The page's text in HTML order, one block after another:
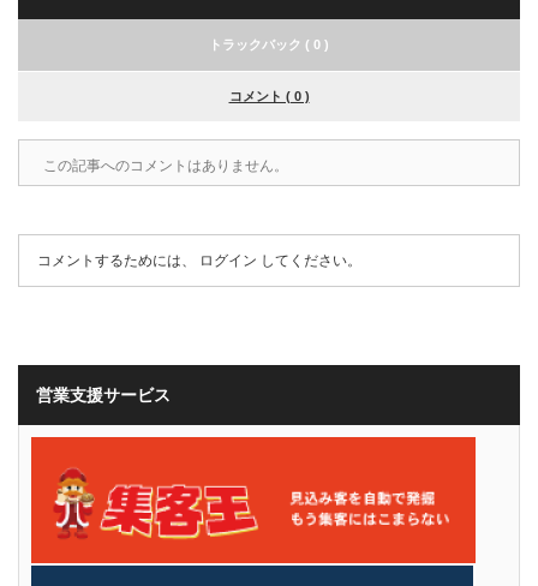
トラックバック ( 0 )
コメント ( 0 )
この記事へのコメントはありません。
コメントするためには、 ログイン してください。
営業支援サービス